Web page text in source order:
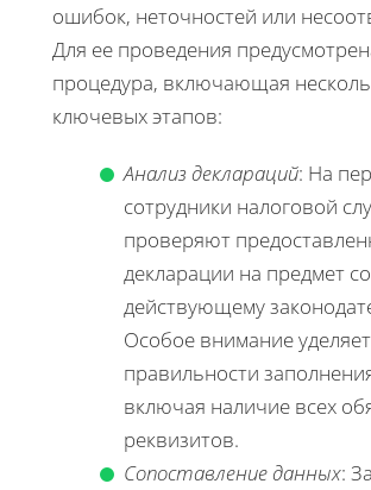
ошибок, неточностей или
Для ее проведения
процедура, включающая
ключевых этапов:
Анализ деклараций: На
сотрудники налоговой
проверяют
декларации на предмет
действующему
Особое внимание
правильности
включая наличие всех
реквизитов.
Сопоставление данных: